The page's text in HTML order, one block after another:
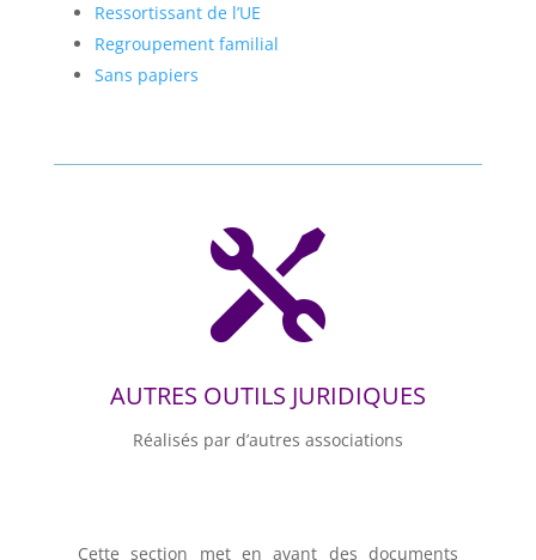
Ressortissant de l’UE
Regroupement familial
Sans papiers

AUTRES OUTILS JURIDIQUES
Réalisés par d’autres associations
Cette section met en avant des documents